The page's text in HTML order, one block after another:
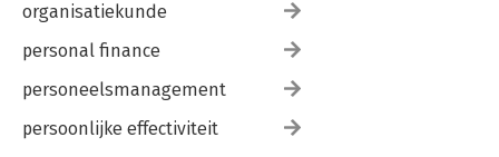
organisatiekunde
personal finance
personeelsmanagement
persoonlijke effectiviteit